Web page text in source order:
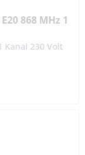
868 MHz 1
Kanal 230 Volt